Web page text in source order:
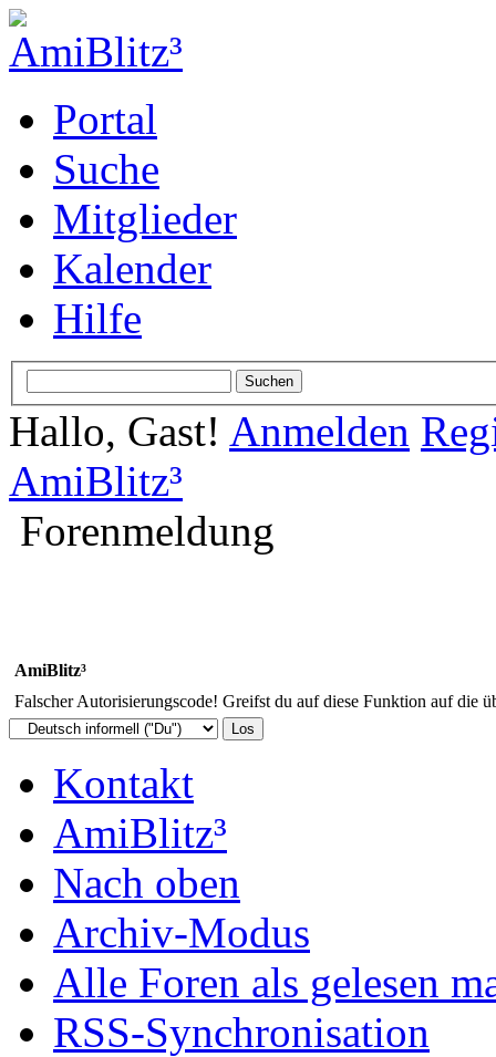
Portal
Suche
Mitglieder
Kalender
Hilfe
Hallo, Gast! Anmelden
AmiBlitz³
Forenmeldung
AmiBlitz³
Falscher Autorisierungscode! Greifst du auf diese Funktion auf die
Kontakt
AmiBlitz³
Nach oben
Archiv-Modus
Alle Foren als gelesen
RSS-Synchronisation